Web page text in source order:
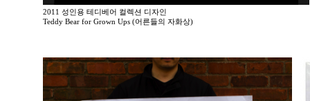
2011 성인용 테디베어 컬렉션 디자인
Teddy Bear for Grown Ups (어른들의 자화상)